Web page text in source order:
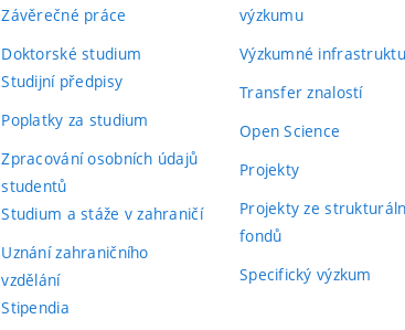
Závěrečné práce
Doktorské studium
Studijní předpisy
Poplatky za studium
Zpracování osobních údajů
studentů
Studium a stáže v zahraničí
Uznání zahraničního
vzdělání
Stipendia
výzkumu
Výzkumné
Transfer znalostí
Open Science
Projekty
Projekty ze
fondů
Specifický výzkum